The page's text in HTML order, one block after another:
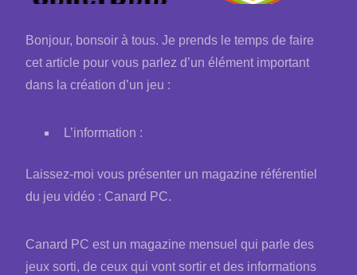
Bonjour, bonsoir à tous. Je prends le temps de faire
cet article pour vous parlez d’un élément important
dans la création d’un jeu :
L’information :
Laissez-moi vous présenter un magazine référentiel
du jeu vidéo : Canard PC.
Canard PC est un magazine mensuel qui parle des
jeux sorti, de ceux qui vont sortir et des informations